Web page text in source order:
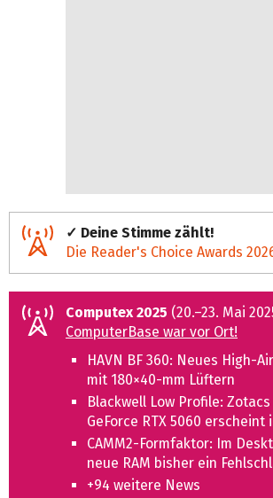
✓ Deine Stimme zählt!
Die Reader's Choice Awards
Computex 2025 (20.–23. Mai
ComputerBase war vor Ort!
HAVN BF 360: Neues High-
mit 180×40‑mm Lüftern
Blackwell Low Profile:
GeForce RTX 5060 erscheint
CAMM2-Formfaktor: Im
neue RAM bisher ein
+94 weitere News